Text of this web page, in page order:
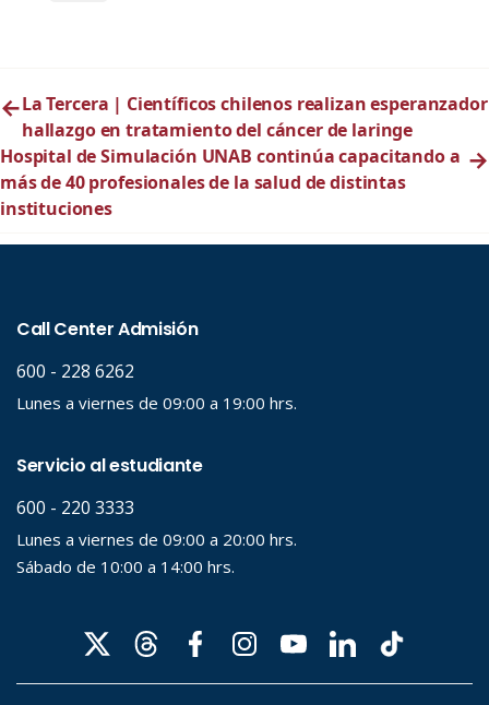
←La Tercera | Científicos chilenos realizan esperanzador
hallazgo en tratamiento del cáncer de laringe
Hospital de Simulación UNAB continúa capacitando a
más de 40 profesionales de la salud de distintas
instituciones
→